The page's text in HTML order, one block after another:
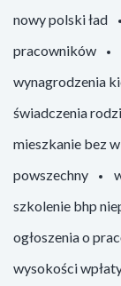
nowy polski ład
pracowników
wynagrodzenia
świadczenia
mieszkanie bez
powszechny
szkolenie bhp
ogłoszenia o
wysokości